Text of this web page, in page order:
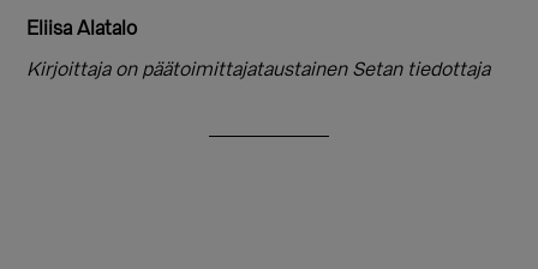
Eliisa Alatalo
Kirjoittaja on päätoimittajataustainen Setan tiedottaja